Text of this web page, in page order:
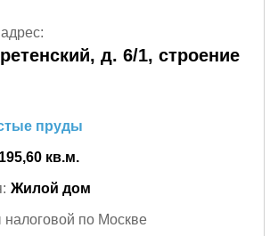
д. 6/1, строение
пруды
195,60 кв.м.
Жилой дом
по Москве